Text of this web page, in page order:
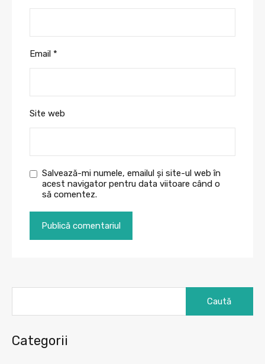
Email *
Site web
Salvează-mi numele, emailul și site-ul web în
acest navigator pentru data viitoare când o
să comentez.
Categorii